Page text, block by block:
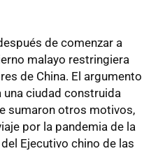
de comenzar a
malayo restringiera
de China. El argumento
una ciudad construida
sumaron otros motivos,
por la pandemia de la
Ejecutivo chino de las